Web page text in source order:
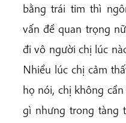
bằng trái tim thì
vấn đề quan trọng
đi vô người chị lúc
Nhiều lúc chị cảm
họ nói, chị không
gì nhưng trong tàng